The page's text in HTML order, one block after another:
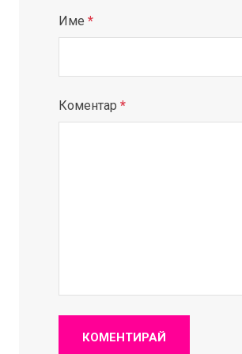
Име *
Коментар *
КОМЕНТИРАЙ